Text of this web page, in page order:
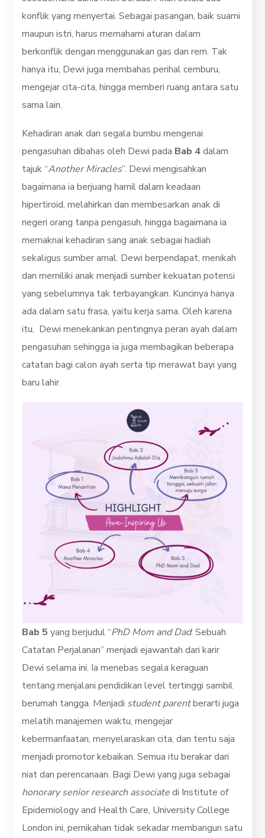
konflik yang menyertai. Sebagai pasangan, baik suami
maupun istri, harus memahami aturan dalam
berkonflik dengan menggunakan gas dan rem. Tak
hanya itu, Dewi juga membahas perihal cemburu,
mengejar cita-cita, hingga memberi ruang antara satu
sama lain.
Kehadiran anak dan segala bumbu mengenai
pengasuhan dibahas oleh Dewi pada Bab 4dalam
tajuk “Another Miracles”. Dewi mengisahkan
bagaimana ia berjuang hamil dalam keadaan
hipertiroid, melahirkan dan membesarkan anak di
negeri orang tanpa pengasuh, hingga bagaimana ia
memaknai kehadiran sang anak sebagai hadiah
sekaligus sumber amal. Dewi berpendapat, menikah
dan memiliki anak menjadi sumber kekuatan potensi
yang sebelumnya tak terbayangkan. Kuncinya hanya
ada dalam satu frasa, yaitu kerja sama. Oleh karena
itu, Dewi menekankan pentingnya peran ayah dalam
pengasuhan sehingga ia juga membagikan beberapa
catatan bagi calon ayah serta tip merawat bayi yang
baru lahir.
Bab 5 yang berjudul “PhD Mom and Dad: Sebuah
Catatan Perjalanan” menjadi ejawantah dari karir
Dewi selama ini. Ia menebas segala keraguan
tentang menjalani pendidikan level tertinggi sambil
berumah tangga. Menjadi student parentberarti juga
melatih manajemen waktu, mengejar
kebermanfaatan, menyelaraskan cita, dan tentu saja
menjadi promotor kebaikan. Semua itu berakar dari
niat dan perencanaan. Bagi Dewi yang juga sebagai
honorary senior research associatedi Institute of
Epidemiology and Health Care, University College
London ini, pernikahan tidak sekadar membangun satu